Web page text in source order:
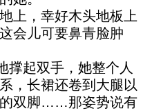
，幸好木头地板上
会儿可要鼻青脸肿
起双手，她整个人
，长裙还卷到大腿以
的双脚……那姿势说有